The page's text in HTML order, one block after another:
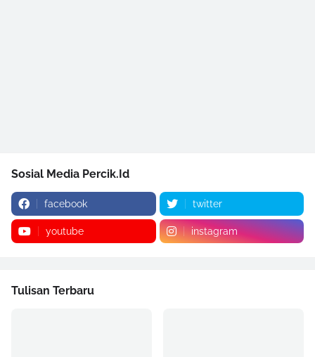
Sosial Media Percik.Id
facebook twitter
youtube instagram
Tulisan Terbaru